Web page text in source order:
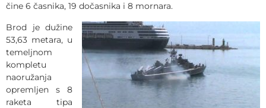
čine 6 časnika, 19 dočasnika i 8 mornara.
Brod je dužine
53,63 metara, u
temeljnom
kompletu
naoružanja
opremljen s 8
raketa tipa